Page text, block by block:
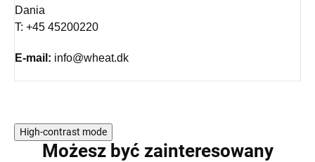
Dania
T: +45 45200220
E-mail: info@wheat.dk
High-contrast mode
Możesz być zainteresowany